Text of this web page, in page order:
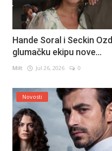
Hande Soral i Seckin
glumačku ekipu nove...
Milt Jul 26, 2026 0
Novosti